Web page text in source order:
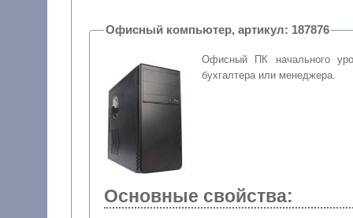
Офисный компьютер, артикул: 187876
Офисный ПК начального
бухгалтера или менеджера.
Основные свойства: